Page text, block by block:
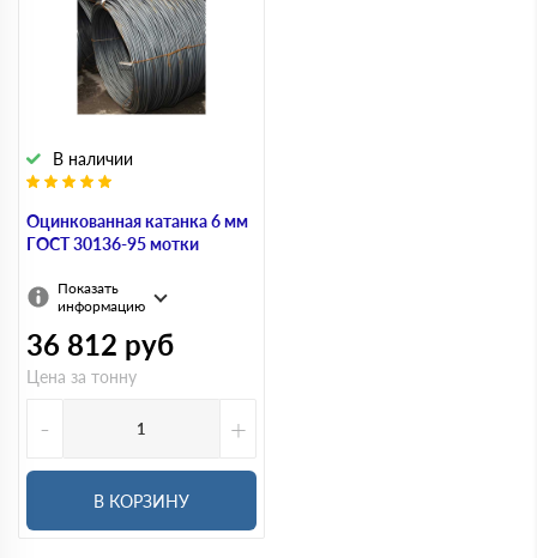
Оцинкованная катанка 6 мм
ГОСТ 30136-95 мотки
В наличии
Показать
информацию
36 812 руб
Цена за тонну
- +
В КОРЗИНУ